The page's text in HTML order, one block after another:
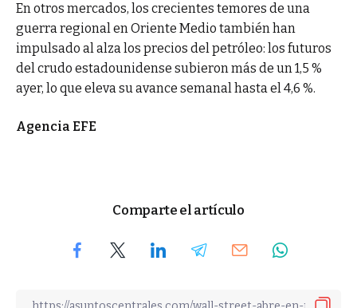
En otros mercados, los crecientes temores de una
guerra regional en Oriente Medio también han
impulsado al alza los precios del petróleo: los futuros
del crudo estadounidense subieron más de un 1,5 %
ayer, lo que eleva su avance semanal hasta el 4,6 %.
Agencia EFE
Comparte el artículo